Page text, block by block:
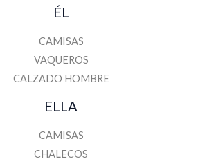
ÉL
CAMISAS
VAQUEROS
CALZADO HOMBRE
ELLA
CAMISAS
CHALECOS